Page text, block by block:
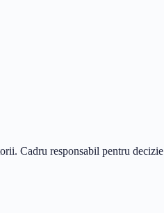
Cadru responsabil pentru